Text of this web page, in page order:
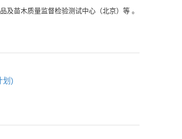
及苗木质量监督检验测试中心（北京）等 。
划)